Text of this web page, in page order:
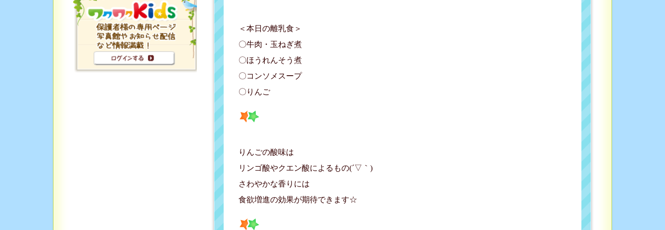
＜本日の離乳食＞
〇牛肉・玉ねぎ煮
〇ほうれんそう煮
〇コンソメスープ
〇りんご
りんごの酸味は
リンゴ酸やクエン酸によるもの(´▽｀)
さわやかな香りには
食欲増進の効果が期待できます☆